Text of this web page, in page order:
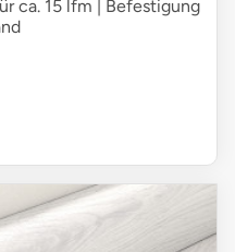
ca. 15 lfm | Befestigung